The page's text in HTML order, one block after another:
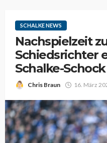
SCHALKE NEWS
Nachspielzeit
Schiedsrichter
Schalke-Schock
Chris Braun 16. März